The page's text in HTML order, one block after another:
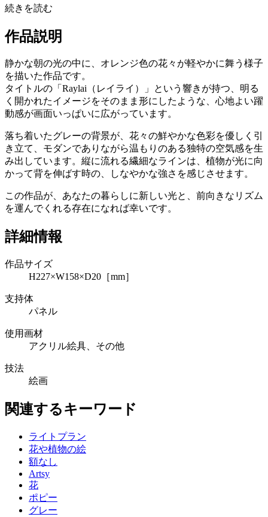
続きを読む
作品説明
静かな朝の光の中に、オレンジ色の花々が軽やかに舞う様子
を描いた作品です。
タイトルの「Raylai（レイライ）」という響きが持つ、明る
く開かれたイメージをそのまま形にしたような、心地よい躍
動感が画面いっぱいに広がっています。
落ち着いたグレーの背景が、花々の鮮やかな色彩を優しく引
き立て、モダンでありながら温もりのある独特の空気感を生
み出しています。縦に流れる繊細なラインは、植物が光に向
かって背を伸ばす時の、しなやかな強さを感じさせます。
この作品が、あなたの暮らしに新しい光と、前向きなリズム
を運んでくれる存在になれば幸いです。
詳細情報
作品サイズ
H227×W158×D20［mm］
支持体
パネル
使用画材
アクリル絵具、その他
技法
絵画
関連するキーワード
ライトプラン
花や植物の絵
額なし
Artsy
花
ポピー
グレー